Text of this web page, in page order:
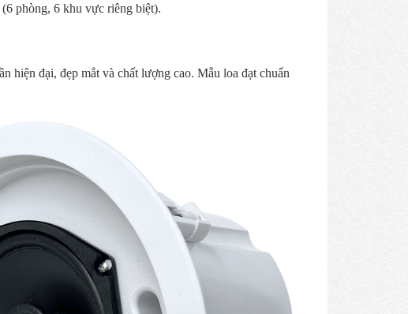
phòng, 6 khu vực riêng biệt).
hiện đại, đẹp mắt và chất lượng cao. Mẫu loa đạt chuẩn